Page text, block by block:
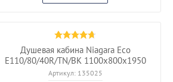
Душевая кабина Niagara Eco
E110/80/40R/TN/BK 1100х800х1950
Артикул:135025